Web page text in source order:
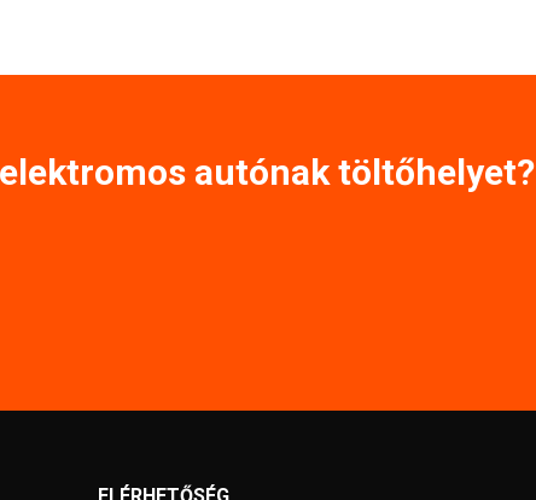
autónak töltőhelyet?